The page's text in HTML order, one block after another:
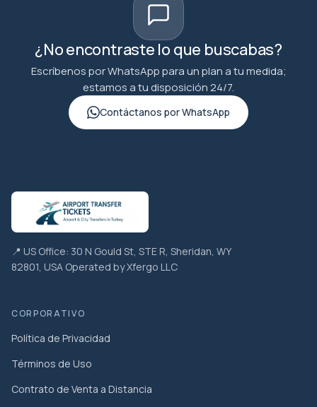
¿No encontraste lo que buscabas?
Escríbenos por WhatsApp para un plan a tu medida;
estamos a tu disposición 24/7.
Contáctanos por WhatsApp
📍 US Office: 30 N Gould St, STE R, Sheridan, WY
82801, USA Operated by Xfergo LLC
CORPORATIVO
Política de Privacidad
Términos de Uso
Contrato de Venta a Distancia